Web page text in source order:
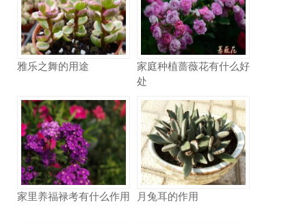
雅乐之舞的用途
家庭种植蔷薇花有什么好
处
家里养福禄考有什么作用 月兔耳的作用